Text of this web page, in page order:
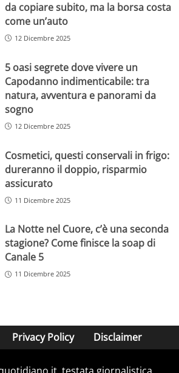
da copiare subito, ma la borsa costa
come un’auto
12 Dicembre 2025
5 oasi segrete dove vivere un
Capodanno indimenticabile: tra
natura, avventura e panorami da
sogno
12 Dicembre 2025
Cosmetici, questi conservali in frigo:
dureranno il doppio, risparmio
assicurato
11 Dicembre 2025
La Notte nel Cuore, c’è una seconda
stagione? Come finisce la soap di
Canale 5
11 Dicembre 2025
Privacy Policy Disclaimer